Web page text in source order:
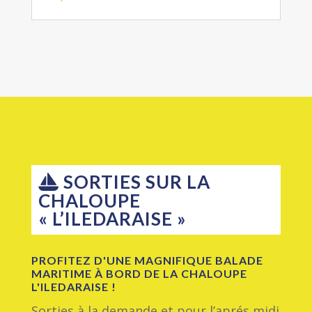
SORTIES SUR LA
CHALOUPE
« L’ILEDARAISE »
PROFITEZ D'UNE MAGNIFIQUE BALADE
MARITIME À BORD DE LA CHALOUPE
L'ILEDARAISE !